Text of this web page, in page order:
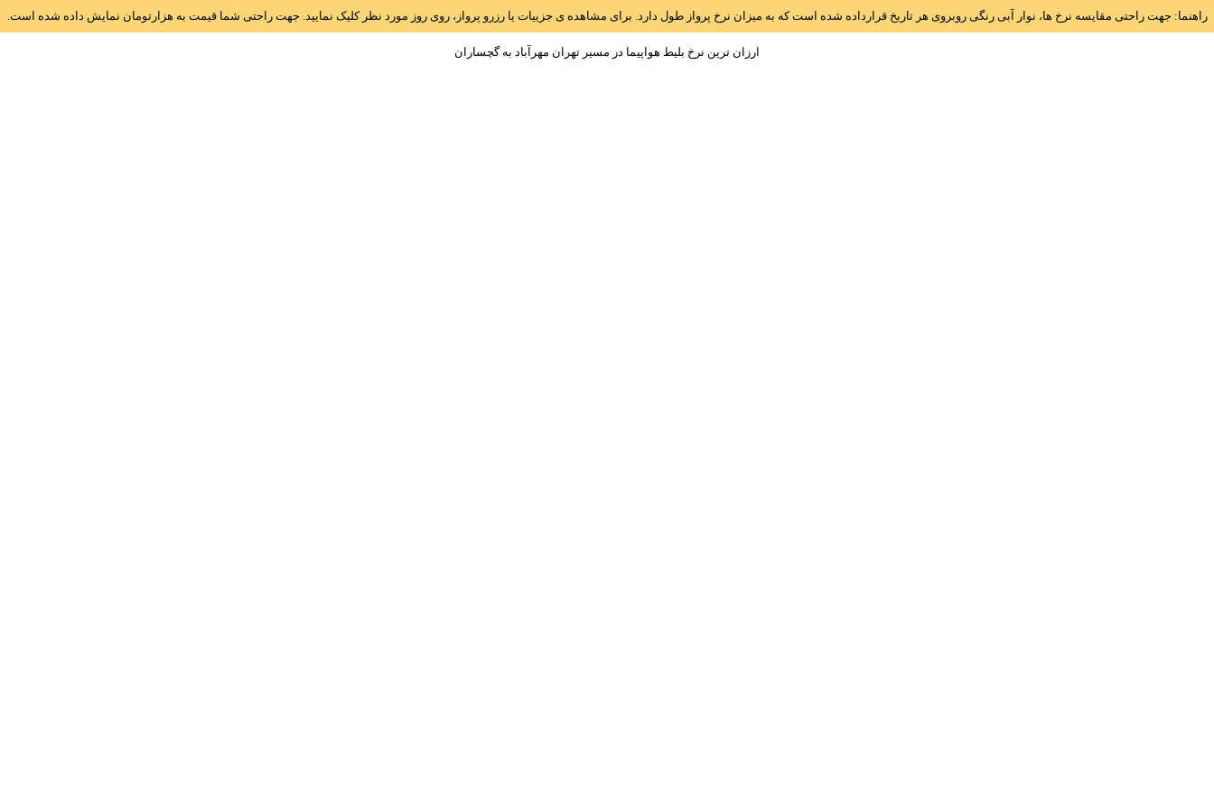
راهنما: جهت راحتی مقایسه نرخ ها، نوار آبی رنگی روبروی هر تاریخ قرارداده شده است که به میزان نرخ پرواز طول دارد. برای مشاهده ی جزییات یا رزرو پرواز، روی روز مورد نظر کلیک نمایید. جهت راحتی شما قیمت به هزارتومان نمایش داده شده است.
ارزان ترین نرخ بلیط هواپیما در مسیر تهران مهرآباد به گچساران